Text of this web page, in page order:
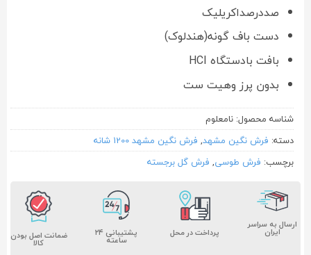
صددرصداکریلیک
دست باف گونه(هندلوک)
بافت بادستگاه HCI
بدون پرز وهیت ست
شناسه محصول: نامعلوم
دسته: فرش نگین مشهد, فرش نگین مشهد 1200 شانه
برچسب: فرش طوسی, فرش گل برجسته
ارسال به سراسر
ایران پرداخت در محل پشتیبانی ۲۴
ساعته ضمانت اصل بودن
کالا